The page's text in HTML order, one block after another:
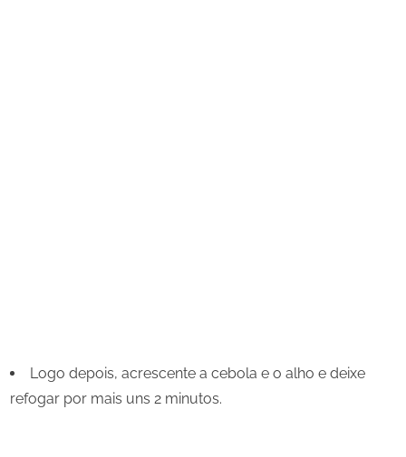
Logo depois, acrescente a cebola e o alho e deixe
refogar por mais uns 2 minutos.